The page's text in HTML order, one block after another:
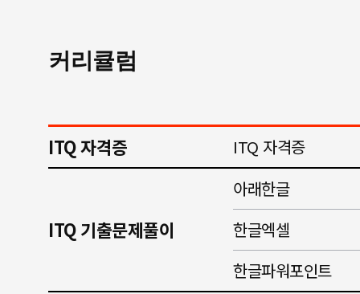
커리큘럼
ITQ 자격증 ITQ 자격증
ITQ 기출문제풀이
아래한글
한글엑셀
한글파워포인트